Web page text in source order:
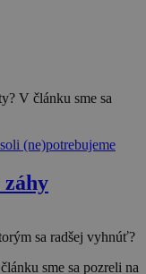
V článku sme sa
(ne)potrebujeme
záhy
sa radšej vyhnúť?
sme sa pozreli na